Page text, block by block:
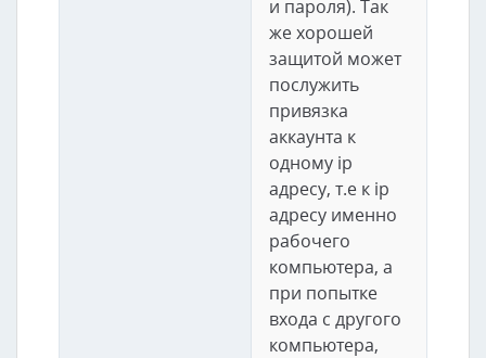
и пароля). Так
же хорошей
защитой может
послужить
привязка
аккаунта к
одному ip
адресу, т.е к ip
адресу именно
рабочего
компьютера, а
при попытке
входа с другого
компьютера,